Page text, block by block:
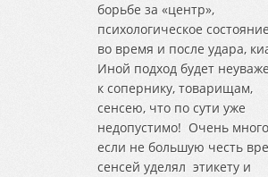
борьбе за «центр»,
психологическое
во время и после удара,
Иной подход будет
к сопернику, товарищам,
сенсею, что по сути уже
недопустимо! Очень
если не большую честь
сенсей уделял этикету и